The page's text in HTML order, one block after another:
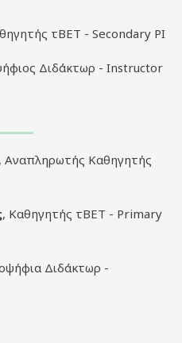
τΒΕΤ - Secondary PI
Διδάκτωρ - Instructor
Αναπληρωτής Καθηγητής
, Καθηγητής τΒΕΤ - Primary
Διδάκτωρ -